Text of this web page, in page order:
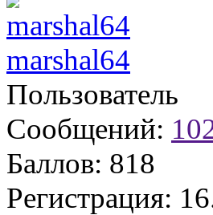
marshal64
Пользователь
Сообщений:
Баллов: 818
Регистрация: